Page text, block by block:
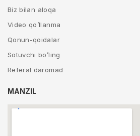
Biz bilan aloqa
Video qo’llanma
Qonun-qoidalar
Sotuvchi bo’ling
Referal daromad
MANZIL